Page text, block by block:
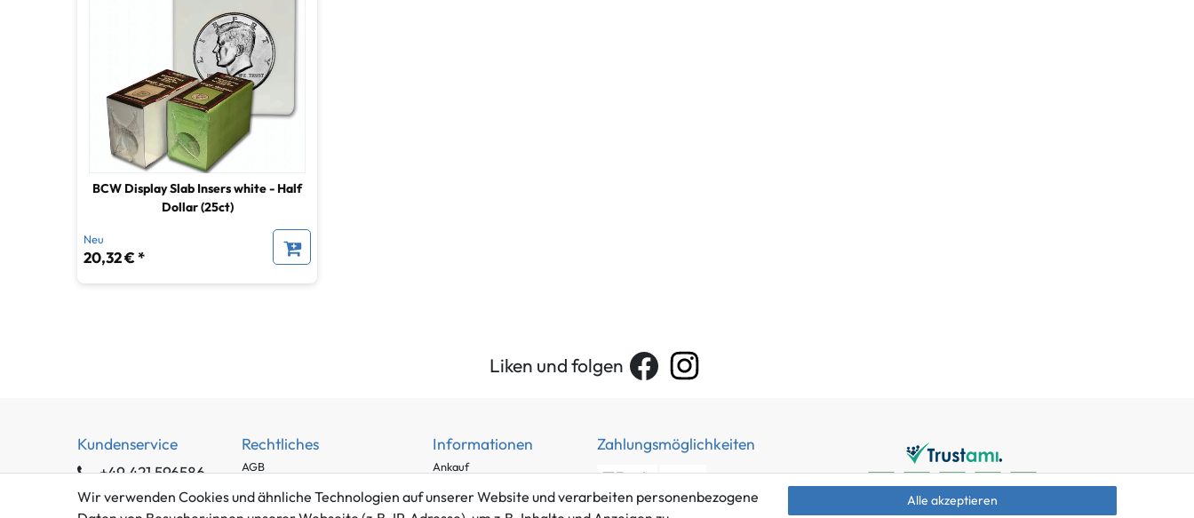
BCW Display Slab Insers white - Half
Dollar (25ct)
Neu
20,32 € *
Liken und folgen
Kundenservice
+49 421 596586
Mo. - Fr. 9 - 16 Uhr
Rechtliches
AGB
Impressum
Datenschutzerklärung
Informationen
Ankauf
Häufig gestellte Fragen
Zahlungsmöglichkeiten
Wir verwenden Cookies und ähnliche Technologien auf unserer Website und verarbeiten personenbezogene
Alle akzeptieren